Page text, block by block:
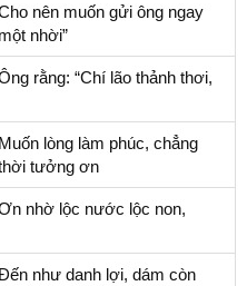
nên muốn gửi ông ngay
một nhời”
rằng: “Chí lão thảnh thơi,
Muốn lòng làm phúc, chẳng
tưởng ơn
nhờ lộc nước lộc non,
như danh lợi, dám còn